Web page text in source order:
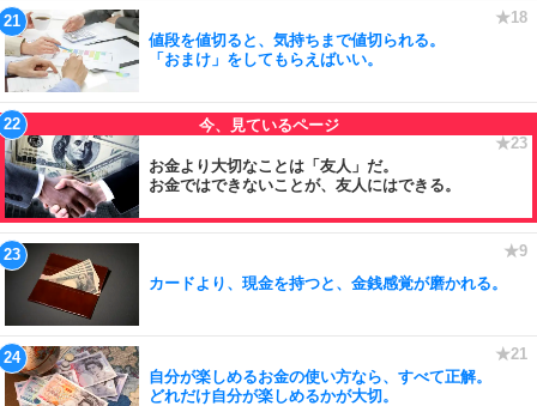
値段を値切ると、気持ちまで値切られる。
「おまけ」をしてもらえばいい。
お金より大切なことは「友人」だ。
お金ではできないことが、友人にはできる。
カードより、現金を持つと、金銭感覚が磨かれる。
自分が楽しめるお金の使い方なら、すべて正解。
どれだけ自分が楽しめるかが大切。